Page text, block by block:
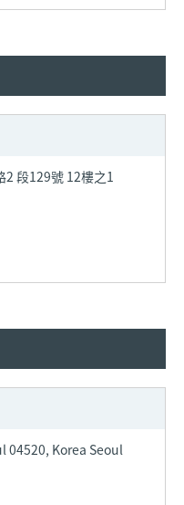
2 段129號 12樓之1
04520, Korea Seoul